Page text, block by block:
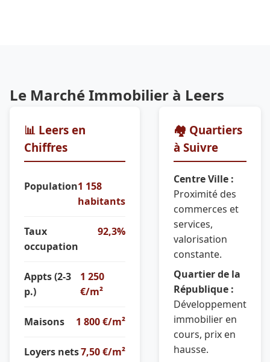
Le Marché Immobilier à Leers
📊 Leers en
Chiffres
Population1 158
habitants
Taux
occupation
92,3%
Appts (2-3
p.)
1 250
€/m²
Maisons 1 800 €/m²
Loyers nets7,50 €/m²
🏘️ Quartiers
à Suivre
Centre Ville :
Proximité des
commerces et
services,
valorisation
constante.
Quartier de la
République :
Développement
immobilier en
cours, prix en
hausse.